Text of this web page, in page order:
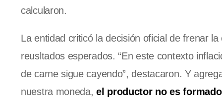
calcularon.
La entidad criticó la decisión oficial de frenar
reusltados esperados. “En este contexto
de carne sigue cayendo”, destacaron. Y
nuestra moneda, el productor no es